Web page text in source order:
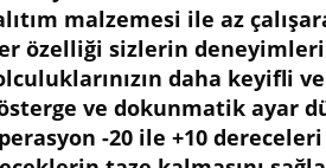
malzemesi ile az
özelliği sizlerin
daha keyifli
ve dokunmatik ayar
-20 ile +10